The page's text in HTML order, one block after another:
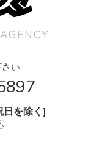
い
を除く]